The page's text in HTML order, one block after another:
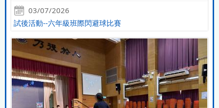
03/07/2026
試後活動--六年級班際閃避球比賽